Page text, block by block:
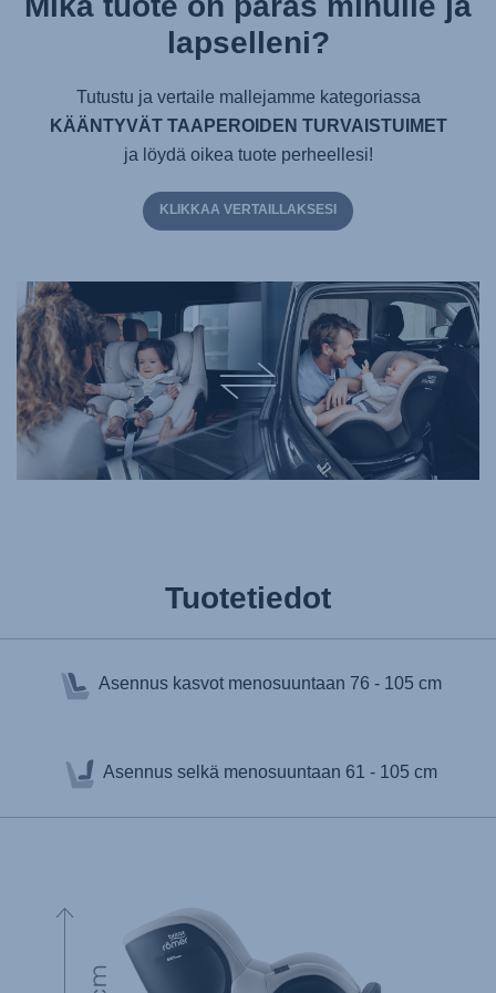
lapselleni?
Tutustu ja vertaile mallejamme kategoriassa
KÄÄNTYVÄT TAAPEROIDEN TURVAISTUIMET
ja löydä oikea tuote perheellesi!
KLIKKAA VERTAILLAKSESI
Tuotetiedot
Asennus kasvot menosuuntaan 76 - 105 cm
Asennus selkä menosuuntaan 61 - 105 cm